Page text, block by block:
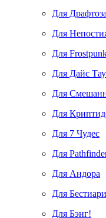
Для
Для
Для
Для Дайс
Для
Для
Для 7 Чудес
Для
Для Андора
Для
Для Бэнг!